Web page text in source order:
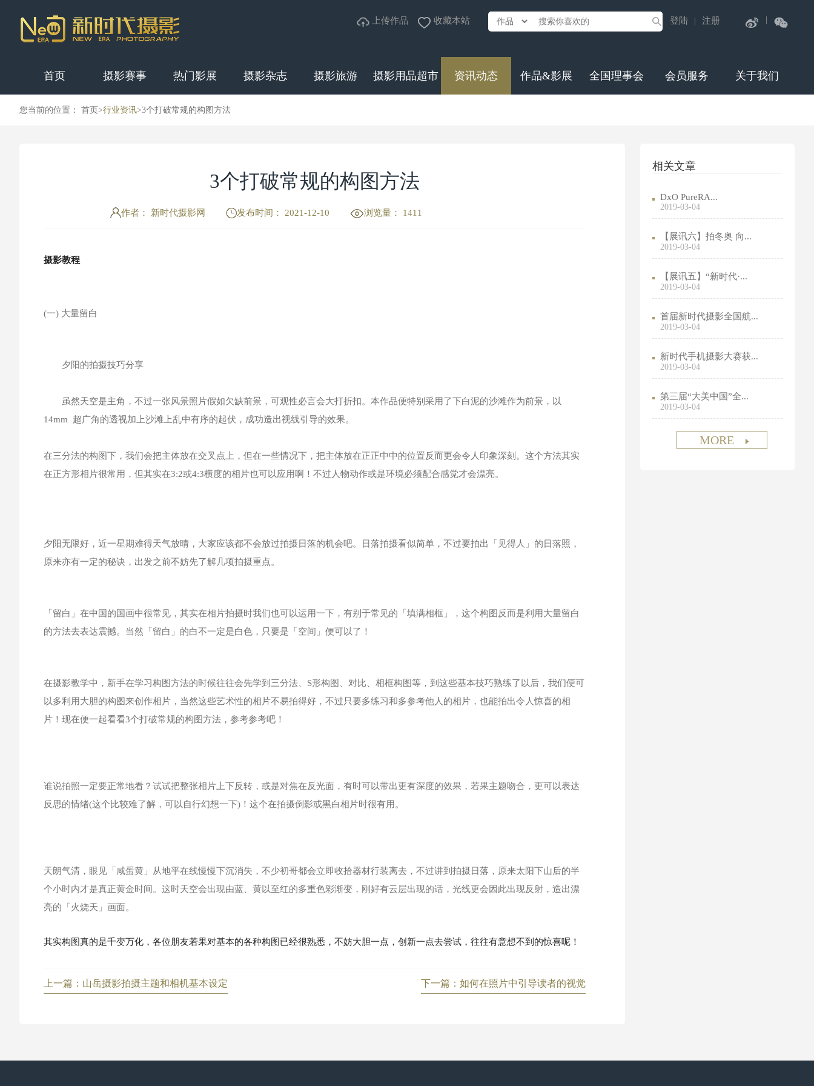
上传作品 收藏本站 登陆 注册
首页 摄影赛事 热门影展 摄影杂志 摄影旅游 摄影用品超市 资讯动态 作品&影展 全国理事会 会员服务 关于我们
您当前的位置： 首页>行业资讯>3个打破常规的构图方法
3个打破常规的构图方法
作者： 新时代摄影网 发布时间： 2021-12-10 浏览量： 1411
摄影教程
(一) 大量留白
夕阳的拍摄技巧分享
虽然天空是主角，不过一张风景照片假如欠缺前景，可观性必言会大打折扣。本作品便特别采用了下白泥的沙滩作为前景，以
14mm 超广角的透视加上沙滩上乱中有序的起伏，成功造出视线引导的效果。
在三分法的构图下，我们会把主体放在交叉点上，但在一些情况下，把主体放在正正中中的位置反而更会令人印象深刻。这个方法其实
在正方形相片很常用，但其实在3:2或4:3横度的相片也可以应用啊！不过人物动作或是环境必须配合感觉才会漂亮。
夕阳无限好，近一星期难得天气放晴，大家应该都不会放过拍摄日落的机会吧。日落拍摄看似简单，不过要拍出「见得人」的日落照，
原来亦有一定的秘诀，出发之前不妨先了解几项拍摄重点。
「留白」在中国的国画中很常见，其实在相片拍摄时我们也可以运用一下，有别于常见的「填满相框」，这个构图反而是利用大量留白
的方法去表达震撼。当然「留白」的白不一定是白色，只要是「空间」便可以了！
在摄影教学中，新手在学习构图方法的时候往往会先学到三分法、S形构图、对比、相框构图等，到这些基本技巧熟练了以后，我们便可
以多利用大胆的构图来创作相片，当然这些艺术性的相片不易拍得好，不过只要多练习和多参考他人的相片，也能拍出令人惊喜的相
片！现在便一起看看3个打破常规的构图方法，参考参考吧！
谁说拍照一定要正常地看？试试把整张相片上下反转，或是对焦在反光面，有时可以带出更有深度的效果，若果主题吻合，更可以表达
反思的情绪(这个比较难了解，可以自行幻想一下)！这个在拍摄倒影或黑白相片时很有用。
天朗气清，眼见「咸蛋黄」从地平在线慢慢下沉消失，不少初哥都会立即收拾器材行装离去，不过讲到拍摄日落，原来太阳下山后的半
个小时内才是真正黄金时间。这时天空会出现由蓝、黄以至红的多重色彩渐变，刚好有云层出现的话，光线更会因此出现反射，造出漂
亮的「火烧天」画面。
其实构图真的是千变万化，各位朋友若果对基本的各种构图已经很熟悉，不妨大胆一点，创新一点去尝试，往往有意想不到的惊喜呢！
上一篇：山岳摄影拍摄主题和相机基本设定 下一篇：如何在照片中引导读者的视觉
相关文章
DxO PureRA...
2019-03-04
【展讯六】拍冬奥 向...
2019-03-04
【展讯五】“新时代·...
2019-03-04
首届新时代摄影全国航...
2019-03-04
新时代手机摄影大赛获...
2019-03-04
第三届“大美中国”全...
2019-03-04
MORE